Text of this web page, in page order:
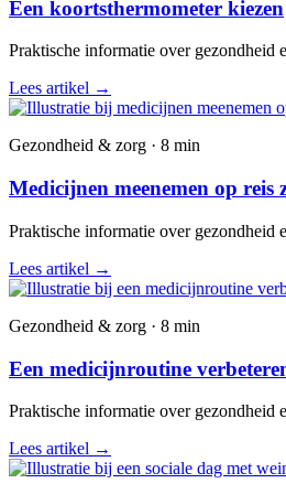
Een koortsthermometer kiezen
Praktische informatie over gezondheid
Lees artikel →
Gezondheid & zorg · 8 min
Medicijnen meenemen op reis
Praktische informatie over gezondheid
Lees artikel →
Gezondheid & zorg · 8 min
Een medicijnroutine
Praktische informatie over gezondheid
Lees artikel →